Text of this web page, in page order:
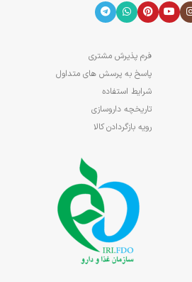
فرم پذیرش مشتری
پاسخ به پرسش های متداول
شرایط استفاده
تاریخچه داروسازی
رویه بازگردادن کالا